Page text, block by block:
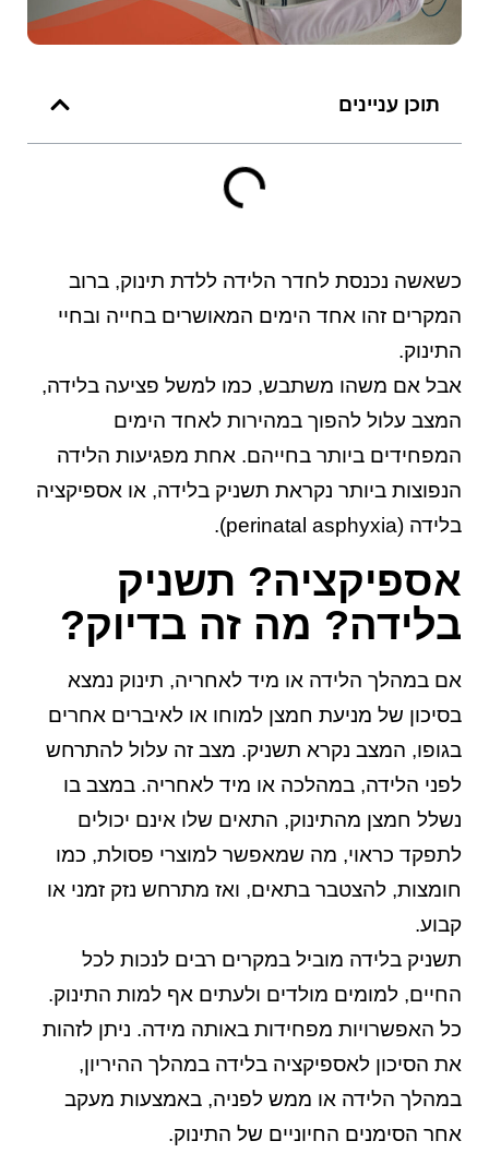
תוכן עניינים
כשאשה נכנסת לחדר הלידה ללדת תינוק, ברוב
המקרים זהו אחד הימים המאושרים בחייה ובחיי
התינוק.
אבל אם משהו משתבש, כמו למשל פציעה בלידה,
המצב עלול להפוך במהירות לאחד הימים
המפחידים ביותר בחייהם. אחת מפגיעות הלידה
הנפוצות ביותר נקראת תשניק בלידה, או אספיקציה
בלידה (perinatal asphyxia).
אספיקציה? תשניק
בלידה? מה זה בדיוק?
אם במהלך הלידה או מיד לאחריה, תינוק נמצא
בסיכון של מניעת חמצן למוחו או לאיברים אחרים
בגופו, המצב נקרא תשניק. מצב זה עלול להתרחש
לפני הלידה, במהלכה או מיד לאחריה. במצב בו
נשלל חמצן מהתינוק, התאים שלו אינם יכולים
לתפקד כראוי, מה שמאפשר למוצרי פסולת, כמו
חומצות, להצטבר בתאים, ואז מתרחש נזק זמני או
קבוע.
תשניק בלידה מוביל במקרים רבים לנכות לכל
החיים, למומים מולדים ולעתים אף למות התינוק.
כל האפשרויות מפחידות באותה מידה. ניתן לזהות
את הסיכון לאספיקציה בלידה במהלך ההיריון,
במהלך הלידה או ממש לפניה, באמצעות מעקב
אחר הסימנים החיוניים של התינוק.